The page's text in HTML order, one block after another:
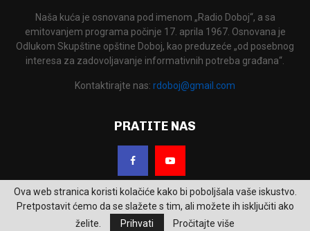
Naša kuća je osnovana pod imenom „Radio Doboj“, a sa
emitovanjem programa počinje 17. aprila 1967. Osnovana je
Odlukom Skupštine opštine Doboj, kao preduzeće „od posebnog
interesa za zadovoljavanje informativnih potreba građana“.
Kontaktirajte nas: rdoboj@gmail.com
PRATITE NAS
2026 - RTV Doboj. Sva prava zadržana.
Ova web stranica koristi kolačiće kako bi poboljšala vaše iskustvo.
Pretpostavit ćemo da se slažete s tim, ali možete ih isključiti ako
želite.
Prihvati Pročitajte više